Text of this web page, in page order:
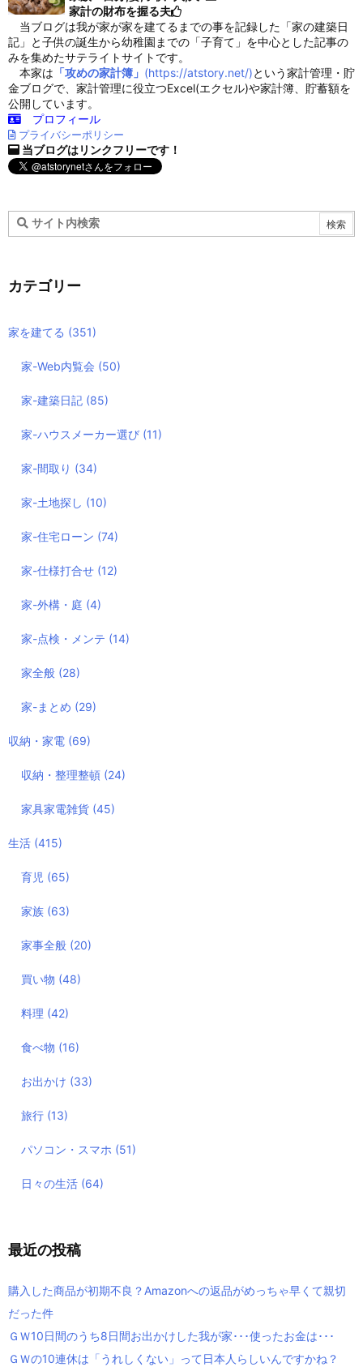
家計の財布を握る夫
当ブログは我が家が家を建てるまでの事を記録した「家の建築日
記」と子供の誕生から幼稚園までの「子育て」を中心とした記事の
みを集めたサテライトサイトです。
本家は 「攻めの家計簿」 (https://atstory.net/)という家計管理・貯
金ブログで、家計管理に役立つExcel(エクセル)や家計簿、貯蓄額を
公開しています。
プロフィール
プライバシーポリシー
当ブログはリンクフリーです！
カテゴリー
家を建てる (351)
家-Web内覧会 (50)
家-建築日記 (85)
家-ハウスメーカー選び (11)
家-間取り (34)
家-土地探し (10)
家-住宅ローン (74)
家-仕様打合せ (12)
家-外構・庭 (4)
家-点検・メンテ (14)
家全般 (28)
家-まとめ (29)
収納・家電 (69)
収納・整理整頓 (24)
家具家電雑貨 (45)
生活 (415)
育児 (65)
家族 (63)
家事全般 (20)
買い物 (48)
料理 (42)
食べ物 (16)
お出かけ (33)
旅行 (13)
パソコン・スマホ (51)
日々の生活 (64)
最近の投稿
購入した商品が初期不良？Amazonへの返品がめっちゃ早くて親切
だった件
ＧＷ10日間のうち8日間お出かけした我が家･･･使ったお金は･･･
ＧＷの10連休は「うれしくない」って日本人らしいんですかね？